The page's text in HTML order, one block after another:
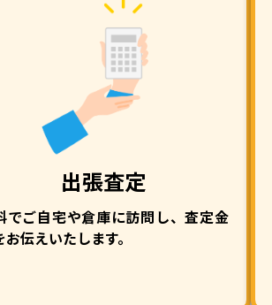
出張査定
でご自宅や倉庫に訪問し、査定金
お伝えいたします。